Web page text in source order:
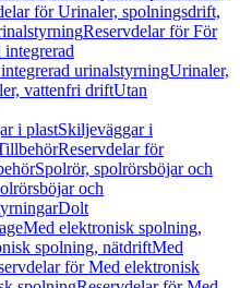
för Urinaler, spolningsdrift,
Reservdelar för För
integrerad
urinalstyrningUrinaler,
vattenfri driftUtan
i plastSkiljeväggar i
Reservdelar för
Spolrör, spolrörsböjar och
och
Dolt
Med elektronisk spolning,
spolning, nätdriftMed
för Med elektronisk